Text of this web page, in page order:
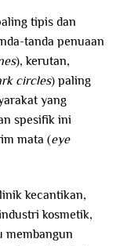
tipis dan
tanda penuaan
), kerutan,
circles) paling
yang
spesifik ini
mata (eye
kecantikan,
kosmetik,
membangun